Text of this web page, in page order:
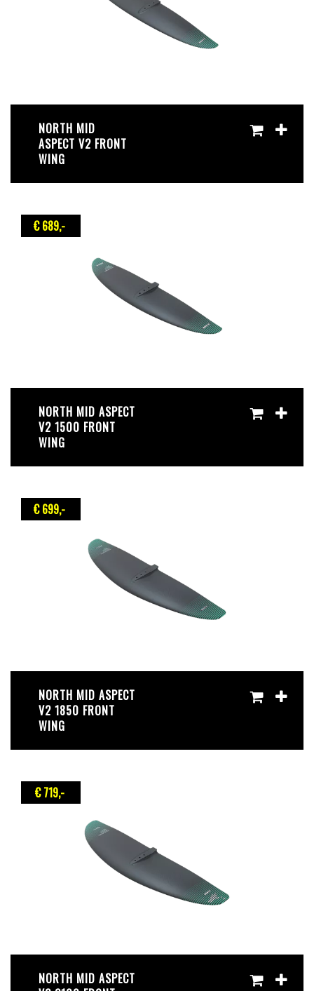
NORTH MID
ASPECT V2 FRONT
WING
€ 689,-
NORTH MID ASPECT
V2 1500 FRONT
WING
€ 699,-
NORTH MID ASPECT
V2 1850 FRONT
WING
€ 719,-
NORTH MID ASPECT